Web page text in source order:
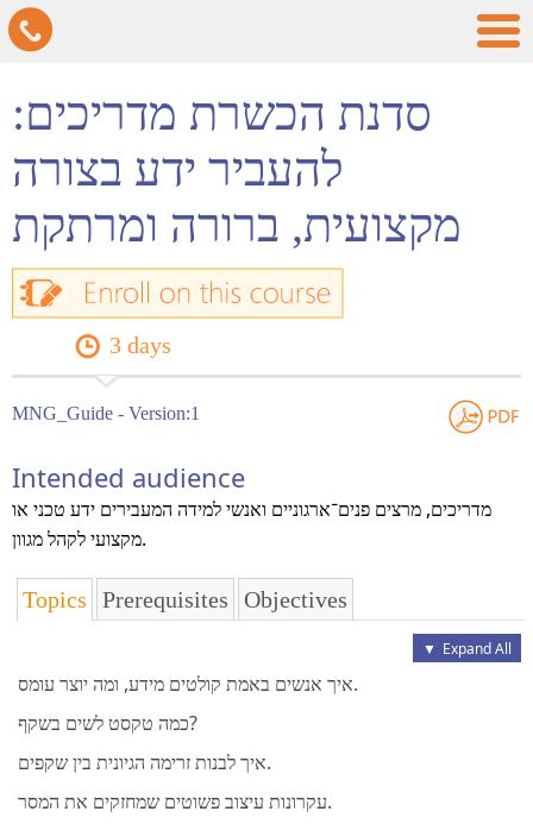
סדנת הכשרת מדריכים:
להעביר ידע בצורה
מקצועית, ברורה ומרתקת
3 days
MNG_Guide - Version:1
Intended audience
מדריכים, מרצים פנים־ארגוניים ואנשי למידה המעבירים ידע טכני או
מקצועי לקהל מגוון.
Topics Prerequisites Objectives
▼ Expand All
איך אנשים באמת קולטים מידע, ומה יוצר עומס.
כמה טקסט לשים בשקף?
איך לבנות זרימה הגיונית בין שקפים.
עקרונות עיצוב פשוטים שמחזקים את המסר.